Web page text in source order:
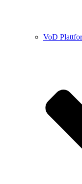
VoD